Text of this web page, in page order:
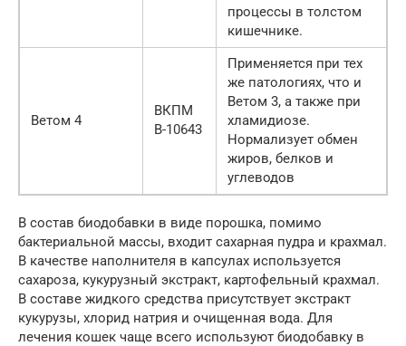
процессы в толстом
кишечнике.
Ветом 4
ВКПМ
В-10643
Применяется при тех
же патологиях, что и
Ветом 3, а также при
хламидиозе.
Нормализует обмен
жиров, белков и
углеводов
В состав биодобавки в виде порошка, помимо
бактериальной массы, входит сахарная пудра и крахмал.
В качестве наполнителя в капсулах используется
сахароза, кукурузный экстракт, картофельный крахмал.
В составе жидкого средства присутствует экстракт
кукурузы, хлорид натрия и очищенная вода. Для
лечения кошек чаще всего используют биодобавку в